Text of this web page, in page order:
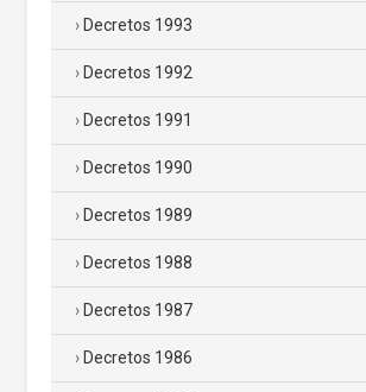
Decretos 1993
Decretos 1992
Decretos 1991
Decretos 1990
Decretos 1989
Decretos 1988
Decretos 1987
Decretos 1986